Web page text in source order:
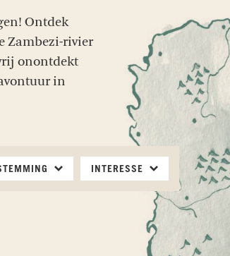
Ontdek
Zambezi-rivier
onontdekt
in
INTERESSE